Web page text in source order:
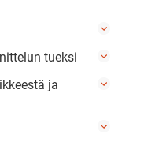
tueksi
ja